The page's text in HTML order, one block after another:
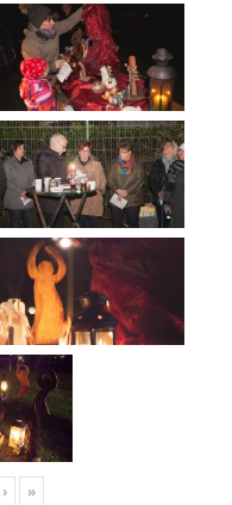
› »